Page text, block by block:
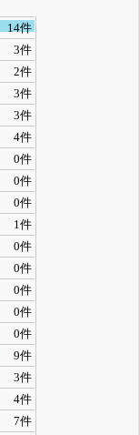
14件
3件
2件
3件
3件
4件
0件
0件
0件
1件
0件
0件
0件
0件
0件
9件
3件
4件
7件